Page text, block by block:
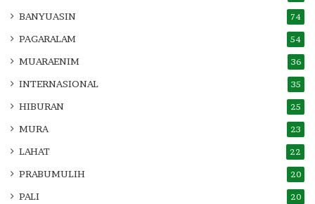
BANYUASIN 74
PAGARALAM 54
MUARAENIM 36
INTERNASIONAL 35
HIBURAN 25
MURA 23
LAHAT 22
PRABUMULIH 20
PALI 20